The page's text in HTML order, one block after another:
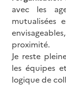
avec les
mutualisées
proximité.
Je reste
les équipes
logique de